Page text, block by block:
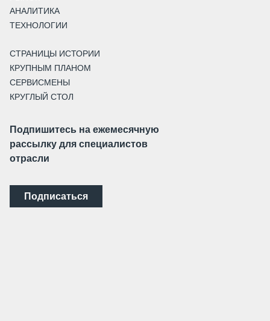
АНАЛИТИКА
ТЕХНОЛОГИИ
СТРАНИЦЫ ИСТОРИИ
КРУПНЫМ ПЛАНОМ
СЕРВИСМЕНЫ
КРУГЛЫЙ СТОЛ
Подпишитесь на ежемесячную
рассылку для специалистов
отрасли
Подписаться